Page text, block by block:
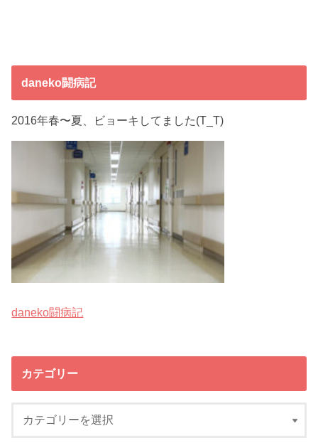
daneko闘病記
2016年春〜夏、ビョーキしてました(T_T)
daneko闘病記
カテゴリー